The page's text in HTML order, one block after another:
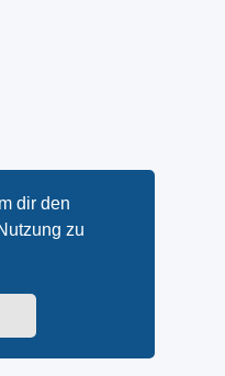
dir den
zu